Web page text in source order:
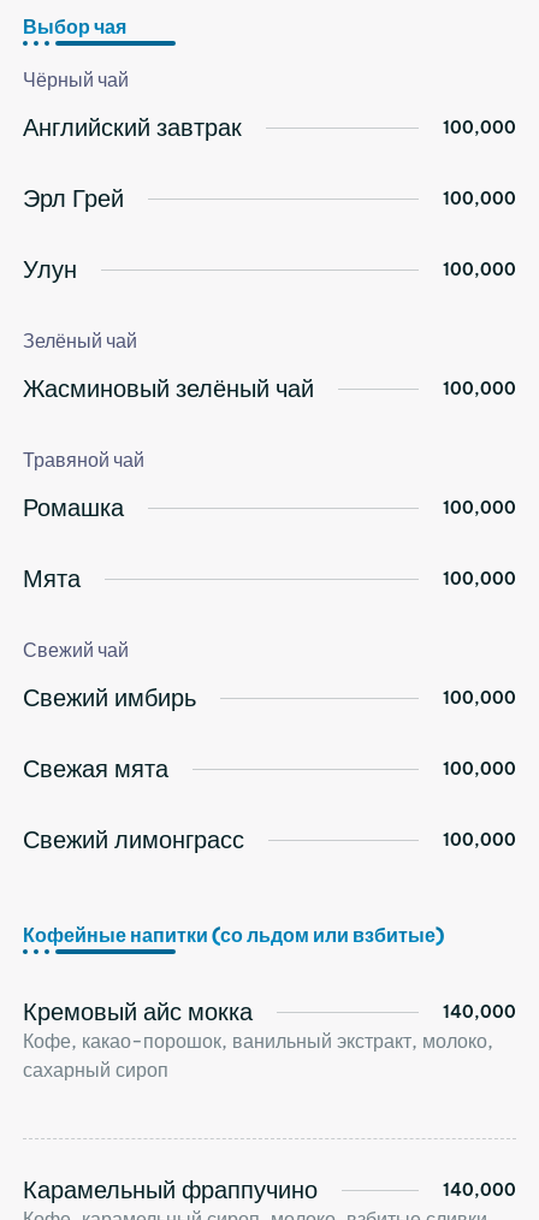
Перейти
содержимому
Выбор чая
Чёрный чай
Английский завтрак 100,000
Эрл Грей 100,000
Улун 100,000
Зелёный чай
Жасминовый зелёный чай 100,000
Травяной чай
Ромашка 100,000
Мята 100,000
Свежий чай
Свежий имбирь 100,000
Свежая мята 100,000
Свежий лимонграсс 100,000
Кофейные напитки (со льдом или взбитые)
Кремовый айс мокка 140,000
Кофе, какао-порошок, ванильный экстракт, молоко,
сахарный сироп
Карамельный фраппучино 140,000